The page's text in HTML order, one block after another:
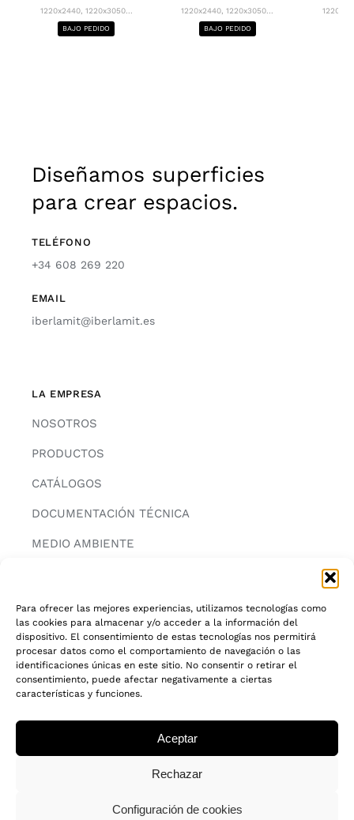
Para ofrecer las mejores experiencias, utilizamos tecnologías como
las cookies para almacenar y/o acceder a la información del
dispositivo. El consentimiento de estas tecnologías nos permitirá
procesar datos como el comportamiento de navegación o las
identificaciones únicas en este sitio. No consentir o retirar el
consentimiento, puede afectar negativamente a ciertas
características y funciones.
Aceptar
Rechazar
Configuración de cookies
1220x2440, 1220x3050...
BAJO PEDIDO
1220x2440, 1220x3050...
BAJO PEDIDO
Diseñamos superficies
para crear espacios.
TELÉFONO
+34 608 269 220
EMAIL
iberlamit@iberlamit.es
LA EMPRESA
NOSOTROS
PRODUCTOS
CATÁLOGOS
DOCUMENTACIÓN TÉCNICA
MEDIO AMBIENTE
INFORMACIÓN
AVISO LEGAL
POLITICA DE PRIVACIDAD
CADENA DE CUSTODIA FSC®